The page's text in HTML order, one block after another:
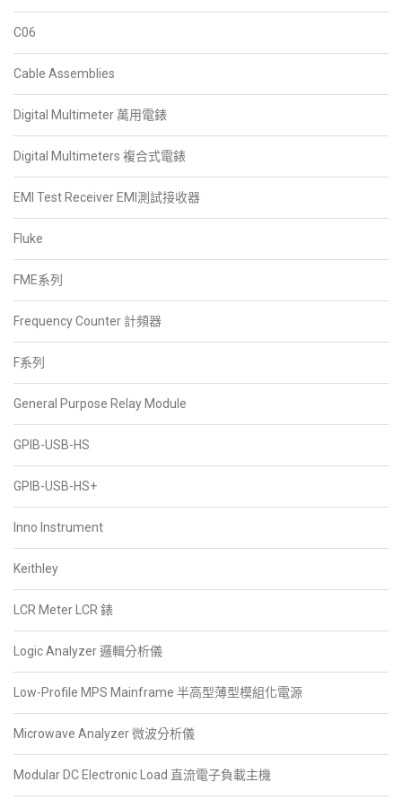
C06
Cable Assemblies
Digital Multimeter 萬用電錶
Digital Multimeters 複合式電錶
EMI Test Receiver EMI測試接收器
Fluke
FME系列
Frequency Counter 計頻器
F系列
General Purpose Relay Module
GPIB-USB-HS
GPIB-USB-HS+
Inno Instrument
Keithley
LCR Meter LCR 錶
Logic Analyzer 邏輯分析儀
Low-Profile MPS Mainframe 半高型薄型模組化電源
Microwave Analyzer 微波分析儀
Modular DC Electronic Load 直流電子負載主機